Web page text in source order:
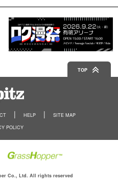
TOP
HELP
SITE MAP
POLICY
Co., Ltd. All rights reserved